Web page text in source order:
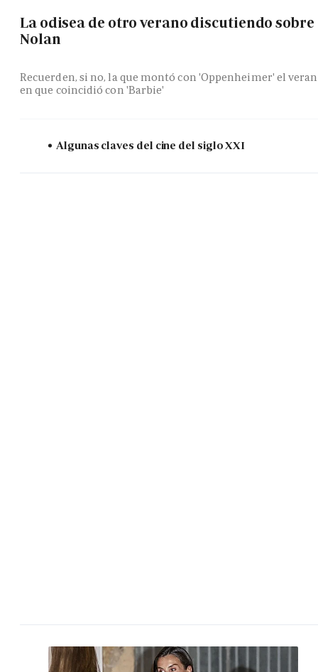
La odisea de otro verano discutiendo sobre
Nolan
Recuerden, si no, la que montó con 'Oppenheimer' el
en que coincidió con 'Barbie'
Algunas claves del cine del siglo XXI